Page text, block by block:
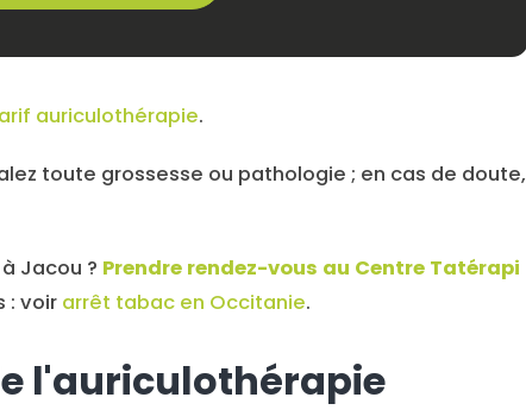
auriculothérapie.
toute grossesse ou pathologie ; en cas de doute,
Jacou ? Prendre rendez-vous au Centre Tatérapi
: voir arrêt tabac en Occitanie.
l'auriculothérapie